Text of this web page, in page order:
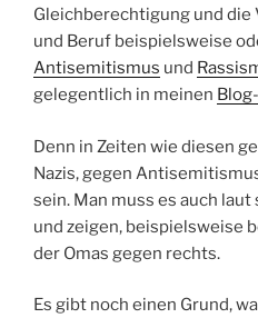
Gleichberechtigung und die
und Beruf beispielsweise
Antisemitismus und
gelegentlich in meinen
Denn in Zeiten wie diesen
Nazis, gegen
sein. Man muss es auch
und zeigen, beispielsweise
der Omas gegen rechts.
Es gibt noch einen Grund,